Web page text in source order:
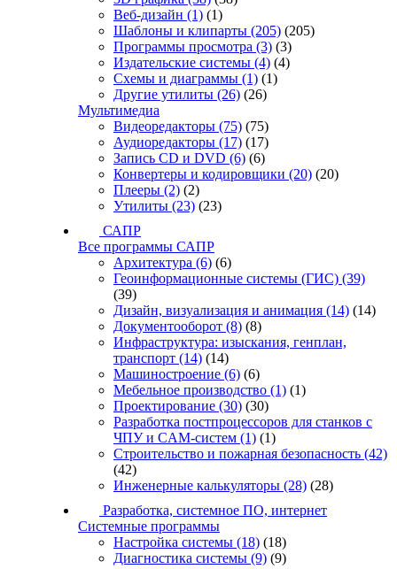
Веб-дизайн (1) (1)
Шаблоны и клипарты (205) (205)
Программы просмотра (3) (3)
Издательские системы (4) (4)
Схемы и диаграммы (1) (1)
Другие утилиты (26) (26)
Мультимедиа
Видеоредакторы (75) (75)
Аудиоредакторы (17) (17)
Запись CD и DVD (6) (6)
Конвертеры и кодировщики (20) (20)
Плееры (2) (2)
Утилиты (23) (23)
САПР
Все программы САПР
Архитектура (6) (6)
Геоинформационные системы (ГИС) (39)
(39)
Дизайн, визуализация и анимация (14) (14)
Документооборот (8) (8)
Инфраструктура: изыскания, генплан,
транспорт (14) (14)
Машиностроение (6) (6)
Мебельное производство (1) (1)
Проектирование (30) (30)
Разработка постпроцессоров для станков с
ЧПУ и CAM-систем (1) (1)
Строительство и пожарная безопасность (42)
(42)
Инженерные калькуляторы (28) (28)
Разработка, системное ПО, интернет
Системные программы
Настройка системы (18) (18)
Диагностика системы (9) (9)